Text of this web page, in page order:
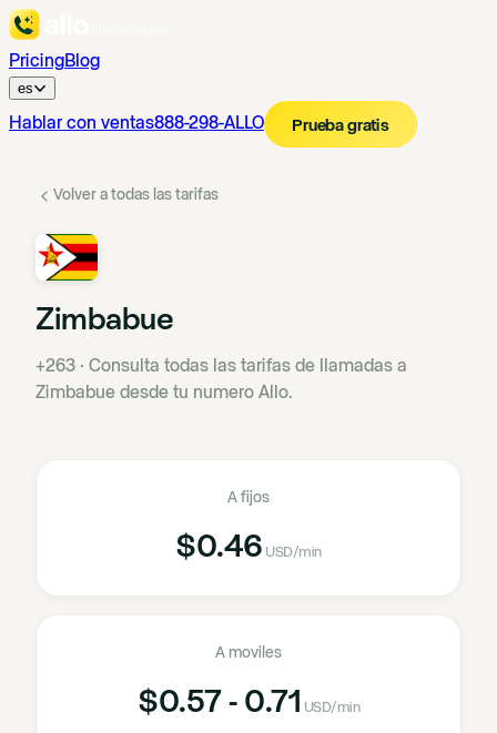
PricingBlog
es
Hablar con ventas888-298-ALLO Prueba gratis
Volver a todas las tarifas
Zimbabue
+263 · Consulta todas las tarifas de llamadas a
Zimbabue desde tu numero Allo.
A fijos
$0.46 USD/min
A moviles
$0.57 - 0.71 USD/min